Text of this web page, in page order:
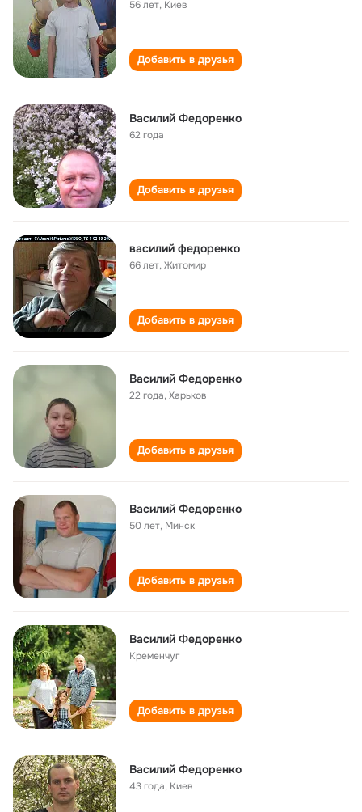
56 лет, Киев
Добавить в друзья
Василий Федоренко
62 года
Добавить в друзья
василий федоренко
66 лет,Житомир
Добавить в друзья
Василий Федоренко
22 года,Харьков
Добавить в друзья
Василий Федоренко
50 лет, Минск
Добавить в друзья
Василий Федоренко
Кременчуг
Добавить в друзья
Василий Федоренко
43 года, Киев